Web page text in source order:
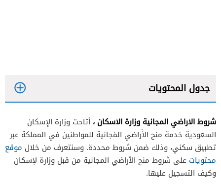
جدول المحتويات
شروط الاراضي المجانية وزارة الاسكان ، أتاحت وزارة الإسكان
السعودية خدمة منح الأَراضي المَجانية للمواطنين في المملكة عبر
تطبيق سكني، وذلك ضمن شروط محددة. وسنتعرف من خلال موقع
محتويات على شروط منح الأراضي المجانية من قبل وزارة لإسكان
وكيف التسجيل عليها.